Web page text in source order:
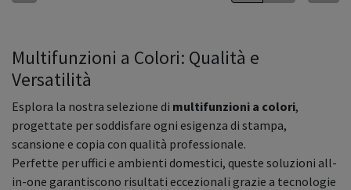
Multifunzioni a Colori: Qualità e
Versatilità
Esplora la nostra selezione di multifunzioni a colori,
progettate per soddisfare ogni esigenza di stampa,
scansione e copia con qualità professionale.
Perfette per uffici e ambienti domestici, queste soluzioni all-
in-one garantiscono risultati eccezionali grazie a tecnologie